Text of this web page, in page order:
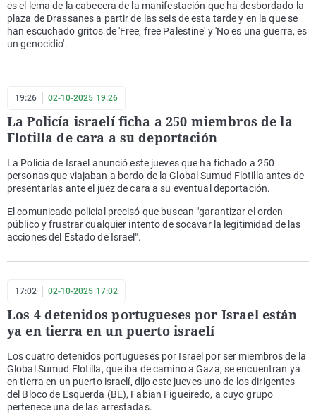
es el lema de la cabecera de la manifestación que ha desbordado la
plaza de Drassanes a partir de las seis de esta tarde y en la que se
han escuchado gritos de 'Free, free Palestine' y 'No es una guerra, es
un genocidio'.
19:26 02-10-2025 19:26
La Policía israelí ficha a 250 miembros de la
Flotilla de cara a su deportación
La Policía de Israel anunció este jueves que ha fichado a 250
personas que viajaban a bordo de la Global Sumud Flotilla antes de
presentarlas ante el juez de cara a su eventual deportación.
El comunicado policial precisó que buscan "garantizar el orden
público y frustrar cualquier intento de socavar la legitimidad de las
acciones del Estado de Israel".
17:02 02-10-2025 17:02
Los 4 detenidos portugueses por Israel están
ya en tierra en un puerto israelí
Los cuatro detenidos portugueses por Israel por ser miembros de la
Global Sumud Flotilla, que iba de camino a Gaza, se encuentran ya
en tierra en un puerto israelí, dijo este jueves uno de los dirigentes
del Bloco de Esquerda (BE), Fabian Figueiredo, a cuyo grupo
pertenece una de las arrestadas.